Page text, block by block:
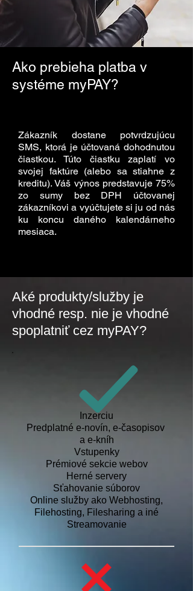
Ako prebieha platba v
systéme myPAY?
Zákazník dostane potvrdzujúcu
SMS, ktorá je účtovaná dohodnutou
čiastkou. Túto čiastku zaplatí vo
svojej faktúre (alebo sa stiahne z
kreditu). Váš výnos predstavuje 75%
zo sumy bez DPH účtovanej
zákazníkovi a vyúčtujete si ju od nás
ku koncu daného kalendárneho
mesiaca.
Aké produkty/služby je
vhodné resp. nie je vhodné
spoplatniť cez myPAY?
Inzerciu
Predplatné e-novín, e-časopisov
a e-kníh
Vstupenky
Prémiové sekcie webov
Herné servery
Sťahovanie súborov
Online služby ako Webhosting,
Filehosting, Filesharing a iné
Streamovanie